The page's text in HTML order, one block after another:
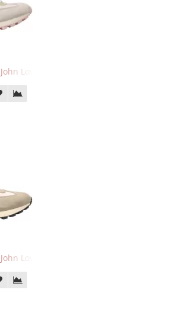
Low Sand Gray
Low Sand Light Brown